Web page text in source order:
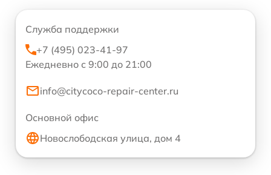
Служба поддержки
+7 (495) 023-41-97
Ежедневно с 9:00 до 21:00
info@citycoco-repair-center.ru
Основной офис
Новослободская улица, дом 4